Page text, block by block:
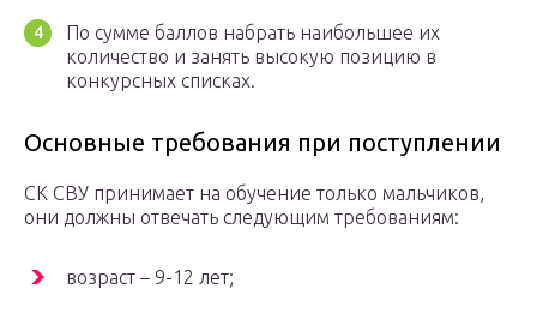
По сумме баллов набрать наибольшее их
количество и занять высокую позицию в
конкурсных списках.
Основные требования при поступлении
СК СВУ принимает на обучение только мальчиков,
они должны отвечать следующим требованиям:
возраст – 9-12 лет;